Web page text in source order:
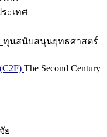
ะเทศ
ทุนสนับสนุนยุทธศาสตร์
The Second Century
ย